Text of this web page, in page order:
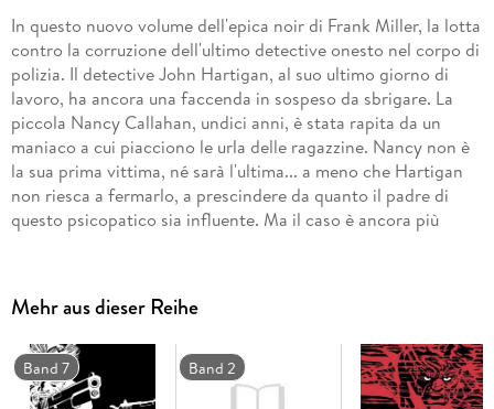
In questo nuovo volume dell'epica noir di Frank Miller, la lotta
contro la corruzione dell'ultimo detective onesto nel corpo di
polizia. Il detective John Hartigan, al suo ultimo giorno di
lavoro, ha ancora una faccenda in sospeso da sbrigare. La
piccola Nancy Callahan, undici anni, è stata rapita da un
maniaco a cui piacciono le urla delle ragazzine. Nancy non è
la sua prima vittima, né sarà l'ultima... a meno che Hartigan
non riesca a fermarlo, a prescindere da quanto il padre di
questo psicopatico sia influente. Ma il caso è ancora più
bibliographischen und produktbeschreibenden Daten und an
den bereitgestellten Bildern liegt bei Informazioni Editoriali,
I.E. S.r.l., oder beim Herausgeber oder demjenigen, der die
Genehmigung erteilt hat. Alle Rechte vorbehalten.
Mehr aus dieser Reihe
Band 7 Band 2